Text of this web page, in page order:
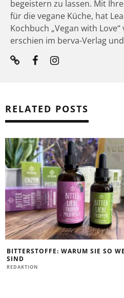
begeistern zu lassen. Mit
für die vegane Küche, hat
Kochbuch „Vegan with
erschien im berva-Verlag
RELATED POSTS
BITTERSTOFFE: WARUM SIE SO
SIND
REDAKTION